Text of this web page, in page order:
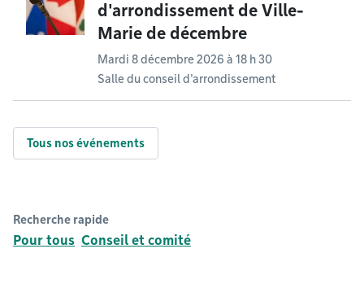
d'arrondissement de Ville-
Marie de décembre
Mardi 8 décembre 2026 à 18 h 30
Salle du conseil d'arrondissement
Tous nos événements
Recherche rapide
Pour tous Conseil et comité